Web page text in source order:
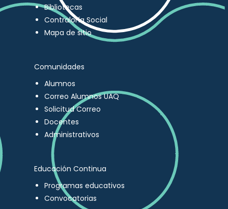
Bibliotecas
Contraloría Social
Mapa de sitio
Comunidades
Alumnos
Correo Alumnos UAQ
Solicitud Correo
Docentes
Administrativos
Educación Continua
Programas educativos
Convocatorias